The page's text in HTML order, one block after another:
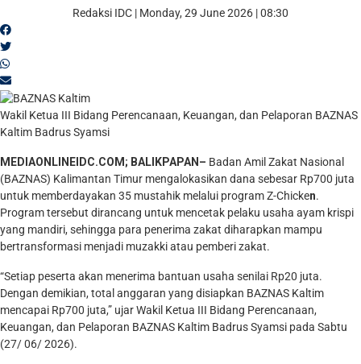
Redaksi IDC | Monday, 29 June 2026 | 08:30
Wakil Ketua III Bidang Perencanaan, Keuangan, dan Pelaporan BAZNAS
Kaltim Badrus Syamsi
MEDIAONLINEIDC.COM; BALIKPAPAN– Badan Amil Zakat Nasional
(BAZNAS) Kalimantan Timur mengalokasikan dana sebesar Rp700 juta
untuk memberdayakan 35 mustahik melalui program Z-Chicken.
Program tersebut dirancang untuk mencetak pelaku usaha ayam krispi
yang mandiri, sehingga para penerima zakat diharapkan mampu
bertransformasi menjadi muzakki atau pemberi zakat.
“Setiap peserta akan menerima bantuan usaha senilai Rp20 juta.
Dengan demikian, total anggaran yang disiapkan BAZNAS Kaltim
mencapai Rp700 juta,” ujar Wakil Ketua III Bidang Perencanaan,
Keuangan, dan Pelaporan BAZNAS Kaltim Badrus Syamsi pada Sabtu
(27/ 06/ 2026).